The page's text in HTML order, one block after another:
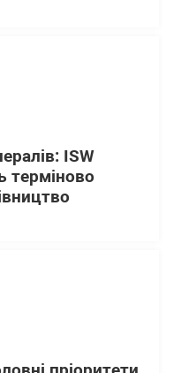
ISW
терміново